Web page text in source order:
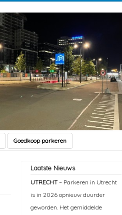
Goedkoop parkeren
Laatste Nieuws
UTRECHT– Parkeren in Utrecht
is in 2026 opnieuw duurder
geworden. Het gemiddelde